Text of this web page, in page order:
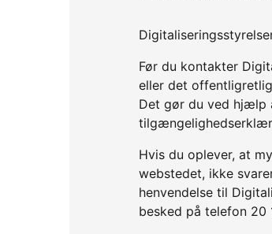
Før du kontakter
eller det
Det gør du ved hjælp
Hvis du oplever, at
webstedet, ikke
henvendelse til
besked på telefon 20